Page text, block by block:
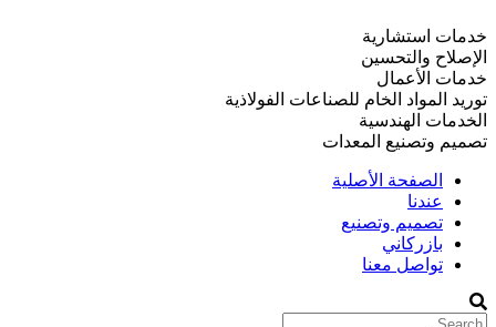
خدمات استشارية
الإصلاح والتحسين
خدمات الأعمال
توريد المواد الخام للصناعات الفولاذية
الخدمات الهندسية
تصميم وتصنيع المعدات
الصفحة الأصلية
عندنا
تصميم وتصنيع
بازركاني
تواصل معنا